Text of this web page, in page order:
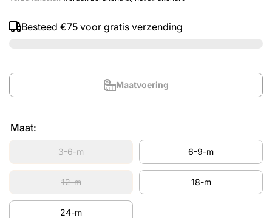
Besteed €75 voor gratis verzending
Maatvoering
Maat:
3-6-m 6-9-m
12-m 18-m
24-m